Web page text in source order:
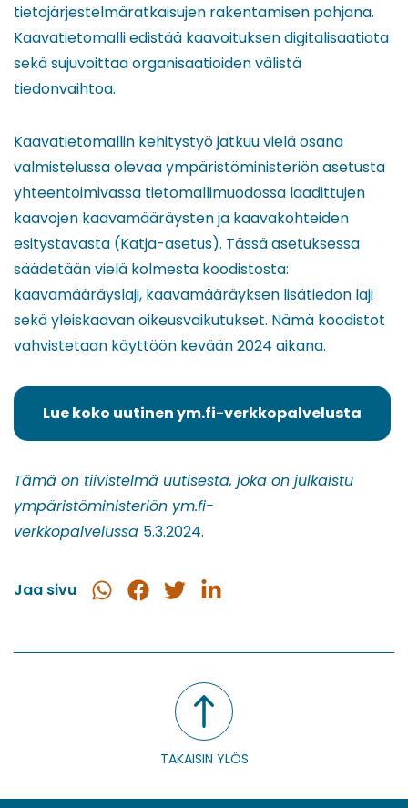
tietojärjestelmäratkaisujen rakentamisen pohjana.
Kaavatietomalli edistää kaavoituksen digitalisaatiota
sekä sujuvoittaa organisaatioiden välistä
tiedonvaihtoa.
Kaavatietomallin kehitystyö jatkuu vielä osana
valmistelussa olevaa ympäristöministeriön asetusta
yhteentoimivassa tietomallimuodossa laadittujen
kaavojen kaavamääräysten ja kaavakohteiden
esitystavasta (Katja-asetus). Tässä asetuksessa
säädetään vielä kolmesta koodistosta:
kaavamääräyslaji, kaavamääräyksen lisätiedon laji
sekä yleiskaavan oikeusvaikutukset. Nämä koodistot
vahvistetaan käyttöön kevään 2024 aikana.
Lue koko uutinen ym.fi-verkkopalvelusta
(siirryt
palveluun)
Tämä on tiivistelmä uutisesta, joka on julkaistu
ympäristöministeriön ym.fi-
verkkopalvelussa 5.3.2024.
Jaa sivu
Jaa
Jaa
Jaa
Jaa
TAKAISIN YLÖS